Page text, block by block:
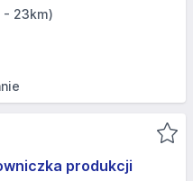
- 23km)
produkcji